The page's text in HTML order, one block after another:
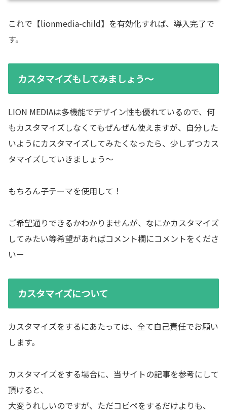
これで【lionmedia-child】を有効化すれば、導入完了で
す。
カスタマイズもしてみましょう～
LION MEDIAは多機能でデザイン性も優れているので、何
もカスタマイズしなくてもぜんぜん使えますが、自分した
いようにカスタマイズしてみたくなったら、少しずつカス
タマイズしていきましょう～
もちろん子テーマを使用して！
ご希望通りできるかわかりませんが、なにかカスタマイズ
してみたい等希望があればコメント欄にコメントをくださ
いー
カスタマイズについて
カスタマイズをするにあたっては、全て自己責任でお願い
します。
カスタマイズをする場合に、当サイトの記事を参考にして
頂けると、
大変うれしいのですが、ただコピペをするだけよりも、